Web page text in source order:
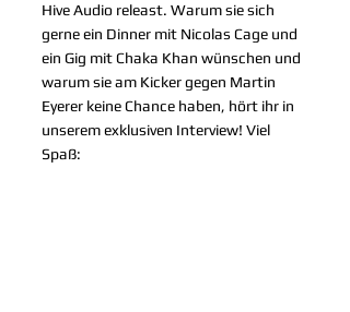
Hive Audio releast. Warum sie sich
gerne ein Dinner mit Nicolas Cage und
ein Gig mit Chaka Khan wünschen und
warum sie am Kicker gegen Martin
Eyerer keine Chance haben, hört ihr in
unserem exklusiven Interview! Viel
Spaß: